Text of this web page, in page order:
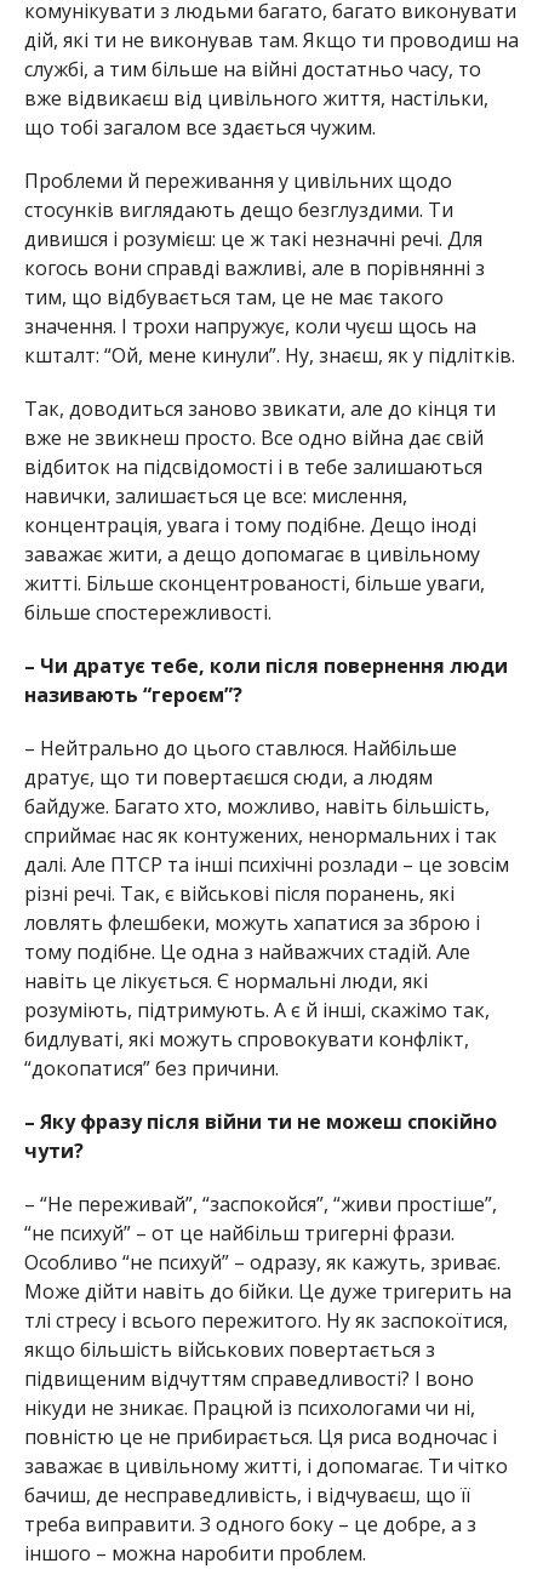
комунікувати з людьми багато, багато виконувати
дій, які ти не виконував там. Якщо ти проводиш на
службі, а тим більше на війні достатньо часу, то
вже відвикаєш від цивільного життя, настільки,
що тобі загалом все здається чужим.
Проблеми й переживання у цивільних щодо
стосунків виглядають дещо безглуздими. Ти
дивишся і розумієш: це ж такі незначні речі. Для
когось вони справді важливі, але в порівнянні з
тим, що відбувається там, це не має такого
значення. І трохи напружує, коли чуєш щось на
кшталт: “Ой, мене кинули”. Ну, знаєш, як у підлітків.
Так, доводиться заново звикати, але до кінця ти
вже не звикнеш просто. Все одно війна дає свій
відбиток на підсвідомості і в тебе залишаються
навички, залишається це все: мислення,
концентрація, увага і тому подібне. Дещо іноді
заважає жити, а дещо допомагає в цивільному
житті. Більше сконцентрованості, більше уваги,
більше спостережливості.
– Чи дратує тебе, коли після повернення люди
називають “героєм”?
– Нейтрально до цього ставлюся. Найбільше
дратує, що ти повертаєшся сюди, а людям
байдуже. Багато хто, можливо, навіть більшість,
сприймає нас як контужених, ненормальних і так
далі. Але ПТСР та інші психічні розлади – це зовсім
різні речі. Так, є військові після поранень, які
ловлять флешбеки, можуть хапатися за зброю і
тому подібне. Це одна з найважчих стадій. Але
навіть це лікується. Є нормальні люди, які
розуміють, підтримують. А є й інші, скажімо так,
бидлуваті, які можуть спровокувати конфлікт,
“докопатися” без причини.
– Яку фразу після війни ти не можеш спокійно
чути?
– “Не переживай”, “заспокойся”, “живи простіше”,
“не психуй” – от це найбільш тригерні фрази.
Особливо “не психуй” – одразу, як кажуть, зриває.
Може дійти навіть до бійки. Це дуже тригерить на
тлі стресу і всього пережитого. Ну як заспокоїтися,
якщо більшість військових повертається з
підвищеним відчуттям справедливості? І воно
нікуди не зникає. Працюй із психологами чи ні,
повністю це не прибирається. Ця риса водночас і
заважає в цивільному житті, і допомагає. Ти чітко
бачиш, де несправедливість, і відчуваєш, що її
треба виправити. З одного боку – це добре, а з
іншого – можна наробити проблем.